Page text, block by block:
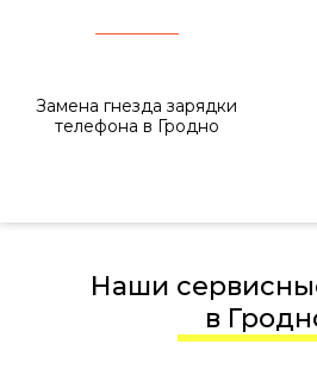
Замена гнезда зарядки
телефона в Гродно
Наши
в